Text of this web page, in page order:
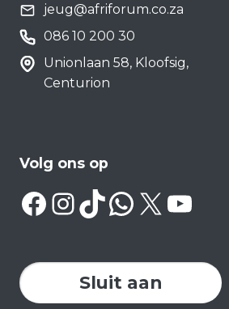
jeug@afriforum.co.za
086 10 200 30
Unionlaan 58, Kloofsig,
Centurion
Volg ons op
Facebook
Instagram
TikTok
X
Sluit aan